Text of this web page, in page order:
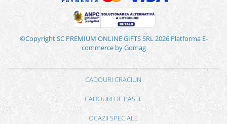
©Copyright SC PREMIUM ONLINE GIFTS SRL 2026 Platforma E-
commerce by Gomag
CADOURI CRACIUN
CADOURI DE PASTE
OCAZII SPECIALE